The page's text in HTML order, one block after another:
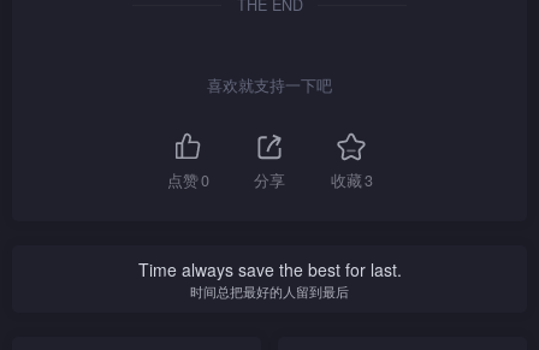
THE END
喜欢就支持一下吧
点赞0 分享 收藏3
Time always save the best for last.
时间总把最好的人留到最后